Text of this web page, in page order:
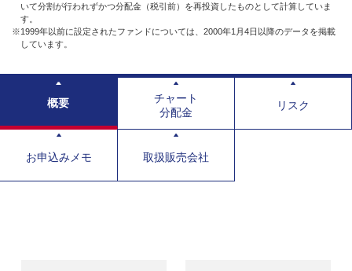
いて分割が行われずかつ分配金（税引前）を再投資したものとして計算していま
す。
※1999年以前に設定されたファンドについては、2000年1月4日以降のデータを掲載
しています。
概要
チャート
分配金
リスク
お申込みメモ 取扱販売会社